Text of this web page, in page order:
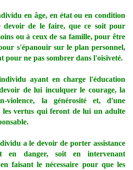
en âge, en état ou en condition
devoir de le faire, que ce soit pour
ou à ceux de sa famille, pour être
s'épanouir sur le plan personnel,
pour ne pas sombrer dans l'oisiveté.
ayant en charge l'éducation
de lui inculquer le courage, la
violence, la générosité et, d'une
les vertus qui feront de lui un adulte
a le devoir de porter assistance
en danger, soit en intervenant
faisant le nécessaire pour que les